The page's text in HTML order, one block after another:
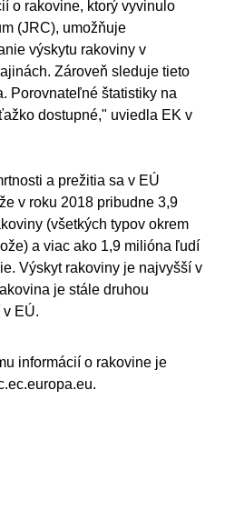
o rakovine, ktorý vyvinulo
(JRC), umožňuje
výskytu rakoviny v
Zároveň sleduje tieto
Porovnateľné štatistiky na
dostupné," uviedla EK v
a prežitia sa v EÚ
v roku 2018 pribudne 3,9
(všetkých typov okrem
a viac ako 1,9 milióna ľudí
Výskyt rakoviny je najvyšší v
je stále druhou
EÚ.
informácií o rakovine je